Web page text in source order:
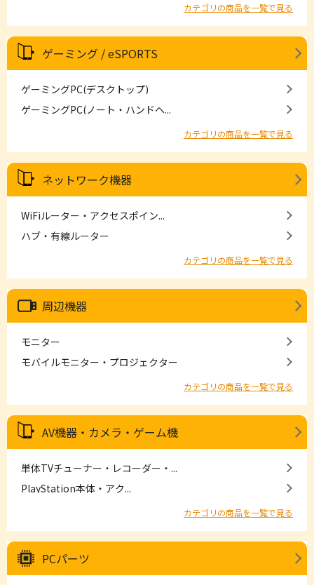
カテゴリの商品を一覧で見る
ゲーミング / eSPORTS
ゲーミングPC(デスクトップ)
ゲーミングPC(ノート・ハンドヘ...
カテゴリの商品を一覧で見る
ネットワーク機器
WiFiルーター・アクセスポイン...
ハブ・有線ルーター
カテゴリの商品を一覧で見る
周辺機器
モニター
モバイルモニター・プロジェクター
カテゴリの商品を一覧で見る
AV機器・カメラ・ゲーム機
単体TVチューナー・レコーダー・...
PlayStation本体・アク...
カテゴリの商品を一覧で見る
PCパーツ